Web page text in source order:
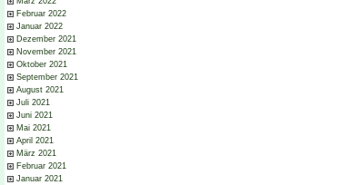
Februar 2022
Januar 2022
Dezember 2021
November 2021
Oktober 2021
September 2021
August 2021
Juli 2021
Juni 2021
Mai 2021
April 2021
März 2021
Februar 2021
Januar 2021